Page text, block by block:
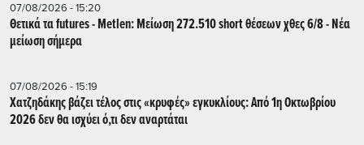
07/08/2026 - 15:20
Θετικά τα futures - Metlen: Μείωση 272.510 short θέσεων χθες 6/8 - Νέα
μείωση σήμερα
07/08/2026 - 15:19
Χατζηδάκης βάζει τέλος στις «κρυφές» εγκυκλίους: Από 1η Οκτωβρίου
2026 δεν θα ισχύει ό,τι δεν αναρτάται